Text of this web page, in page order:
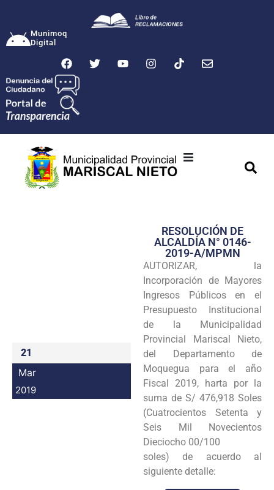
Munimoq
Digital
Transparencia
Seguridad
Programas
Intranet
21
Mar
2019
RESOLUCIÓN DE
ALCALDÍA N° 0146-
2019-A/MPMN
AUTORIZAR, la
Incorporación de Mayores
Ingresos Públicos en el
Presupuesto Institucional
de la Municipalidad
Provincial Mariscal Nieto,
del Departamento de
Moquegua para el año
Fiscal 2019, harta por la
suma de S/ 476,918 Soles
(Cuatrocientos Setenta y
Seis Mil Novecientos
Dieciocho 00/100
soles) de acuerdo al
siguiente detalle: